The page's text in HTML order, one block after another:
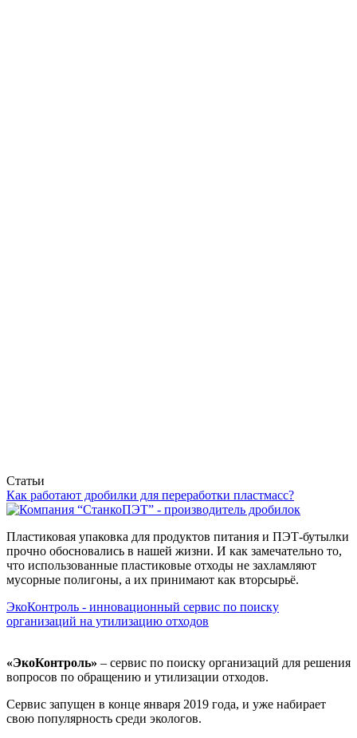
Статьи
Как работают дробилки для переработки пластмасс?
Пластиковая упаковка для продуктов питания и ПЭТ-бутылки
прочно обосновались в нашей жизни. И как замечательно то,
что использованные пластиковые отходы не захламляют
мусорные полигоны, а их принимают как вторсырьё.
ЭкоКонтроль - инновационный сервис по поиску
организаций на утилизацию отходов
«ЭкоКонтроль» – сервис по поиску организаций для решения
вопросов по обращению и утилизации отходов.
Сервис запущен в конце января 2019 года, и уже набирает
свою популярность среди экологов.